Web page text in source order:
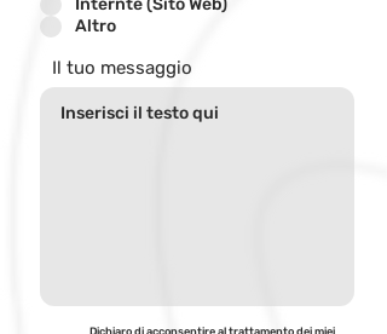
Internte (Sito Web)
Altro
Il tuo messaggio
Dichiaro di acconsentire al trattamento dei miei